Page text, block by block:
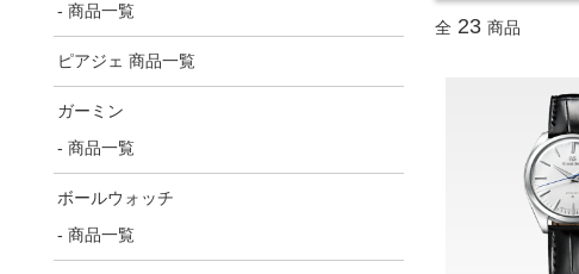
全 23 商品
- 商品一覧
ピアジェ 商品一覧
ガーミン
- 商品一覧
ボールウォッチ
- 商品一覧